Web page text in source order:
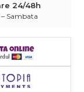
24/48h
Sambata